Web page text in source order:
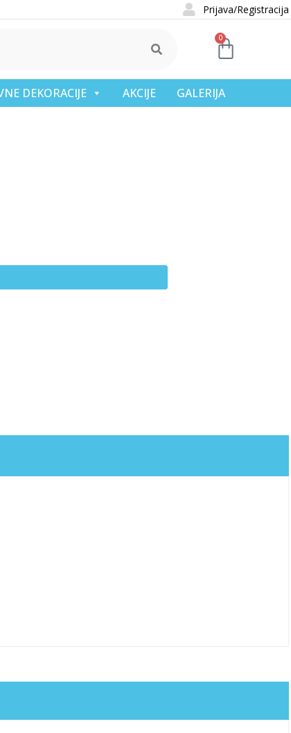
Prijava/Registracija
0
DEKORACIJE AKCIJE GALERIJA